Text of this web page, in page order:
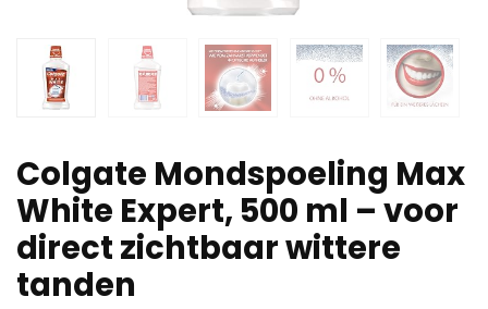
Colgate Mondspoeling Max
White Expert, 500 ml – voor
direct zichtbaar wittere
tanden